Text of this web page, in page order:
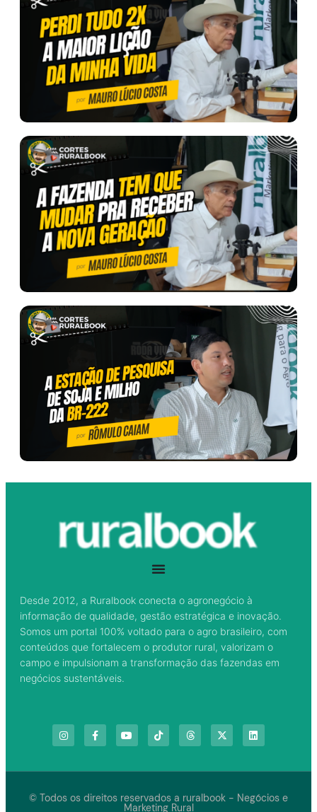
Desde 2012, a Ruralbook conecta o agronegócio à
informação de qualidade, gestão estratégica e inovação.
Somos um portal 100% voltado para o agro brasileiro, com
conteúdos que fortalecem o produtor rural, valorizam o
campo e impulsionam a transformação das fazendas em
negócios sustentáveis.
© Todos os direitos reservados a ruralbook - Negócios e
Marketing Rural